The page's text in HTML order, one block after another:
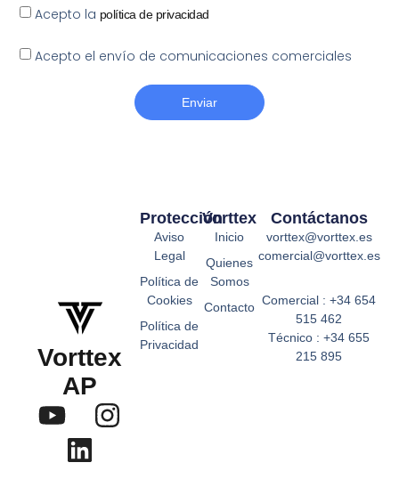
Acepto la política de privacidad
Acepto el envío de comunicaciones comerciales
Enviar
Vorttex
AP
Vorttex
Inicio
Quienes
Somos
Contacto
Protección
Aviso
Legal
Política de
Cookies
Política de
Privacidad
Contáctanos
vorttex@vorttex.es
comercial@vorttex.es
Comercial : +34 654
515 462
Técnico : +34 655
215 895